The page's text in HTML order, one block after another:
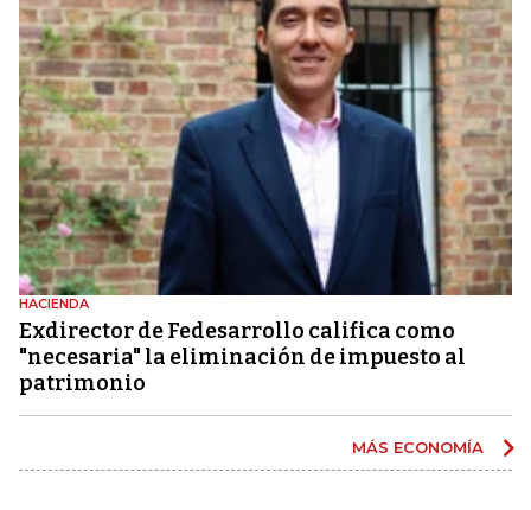
HACIENDA
Exdirector de Fedesarrollo califica como
"necesaria" la eliminación de impuesto al
patrimonio
MÁS ECONOMÍA